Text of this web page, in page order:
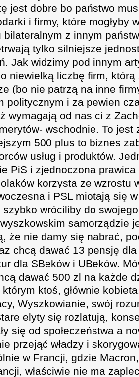
jest dobre bo państwo
i firmy, które mogłyby
bilateralnym z innym
tylko silniejsze
Jak widzimy pod innym
niewielką liczbę firm, którą
(bo nie patrzą na inne
politycznym i za pewien
wymagają od nas ci z
wschodnie. To jest
500 plus to biznes
usług i produktów.
PiS i zjednoczona prawica
korzysta ze wzrostu
i PSL miotają się
szybko wróciliby do
samorządzie
że nie damy się nabrać,
chcą dawać 13 pensję
dla SBeków i UBeków.
dawać 500 zl na każde
ktoś, głównie
Wyszkowianie, swój
elyty się rozlatują,
się od społeczeństwa a
przejąć władzy i
w Francji, gdzie
właściwie nie ma